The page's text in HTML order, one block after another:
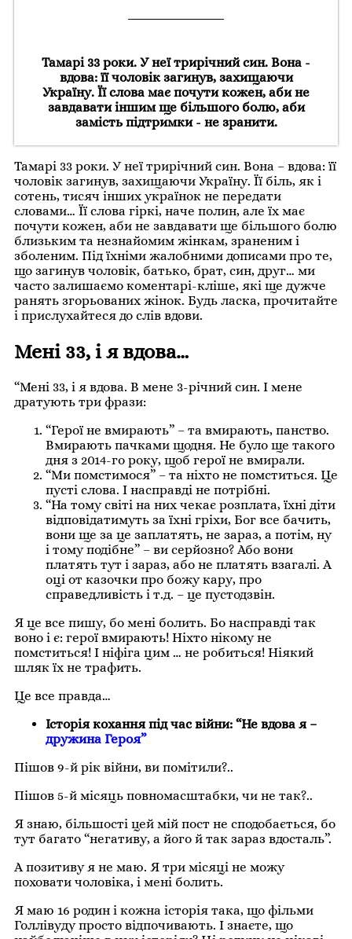
Тамарі 33 роки. У неї трирічний син. Вона -
вдова: її чоловік загинув, захищаючи
Україну. Її слова має почути кожен, аби не
завдавати іншим ще більшого болю, аби
замість підтримки - не зранити.
Тамарі 33 роки. У неї трирічний син. Вона – вдова: її
чоловік загинув, захищаючи Україну. Її біль, як і
сотень, тисяч інших українок не передати
словами… Її слова гіркі, наче полин, але їх має
почути кожен, аби не завдавати ще більшого болю
близьким та незнайомим жінкам, зраненим і
зболеним. Під їхніми жалобними дописами про те,
що загинув чоловік, батько, брат, син, друг… ми
часто залишаємо коментарі-кліше, які ще дужче
ранять згорьованих жінок. Будь ласка, прочитайте
і прислухайтеся до слів вдови.
Мені 33, і я вдова…
“Мені 33, і я вдова. В мене 3-річний син. І мене
дратують три фрази:
“Герої не вмирають” – та вмирають, панство.
Вмирають пачками щодня. Не було ще такого
дня з 2014-го року, щоб герої не вмирали.
“Ми помстимося” – та ніхто не помститься. Це
пусті слова. І насправді не потрібні.
“На тому світі на них чекає розплата, їхні діти
відповідатимуть за їхні гріхи, Бог все бачить,
вони ще за це заплатять, не зараз, а потім, ну
і тому подібне” – ви серйозно? Або вони
платять тут і зараз, або не платять взагалі. А
оці от казочки про божу кару, про
справедливість і т.д. – це пустодзвін.
Я це все пишу, бо мені болить. Бо насправді так
воно і є: герої вмирають! Ніхто нікому не
помститься! І ніфіга цим … не робиться! Ніякий
шляк їх не трафить.
Це все правда…
Історія кохання під час війни: “Не вдова я –
дружина Героя”
Пішов 9-й рік війни, ви помітили?..
Пішов 5-й місяць повномасштабки, чи не так?..
Я знаю, більшості цей мій пост не сподобається, бо
тут багато “негативу, а його й так зараз вдосталь”.
А позитиву я не маю. Я три місяці не можу
поховати чоловіка, і мені болить.
Я маю 16 родин і кожна історія така, що фільми
Голлівуду просто відпочивають. І знаєте, що